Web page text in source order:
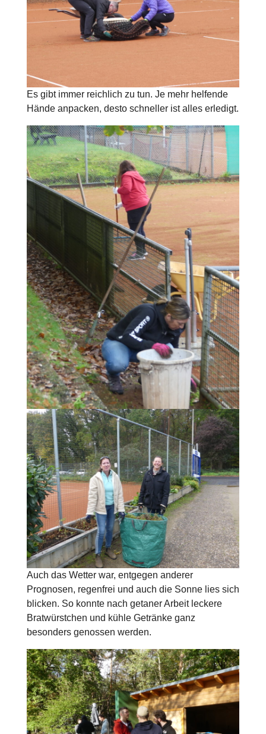
Es gibt immer reichlich zu tun. Je mehr helfende
Hände anpacken, desto schneller ist alles erledigt.
Auch das Wetter war, entgegen anderer
Prognosen, regenfrei und auch die Sonne lies sich
blicken. So konnte nach getaner Arbeit leckere
Bratwürstchen und kühle Getränke ganz
besonders genossen werden.